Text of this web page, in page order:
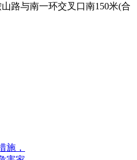
路与南一环交叉口南150米(合
施，